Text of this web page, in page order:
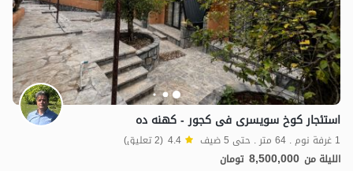
استئجار کوخ سویسری فی کجور - کهنه ده
1 غرفة نوم . 64 متر . حتى 5 ضيف 4.4 (2 تعليق)
الليلة من 8,500,000 تومان